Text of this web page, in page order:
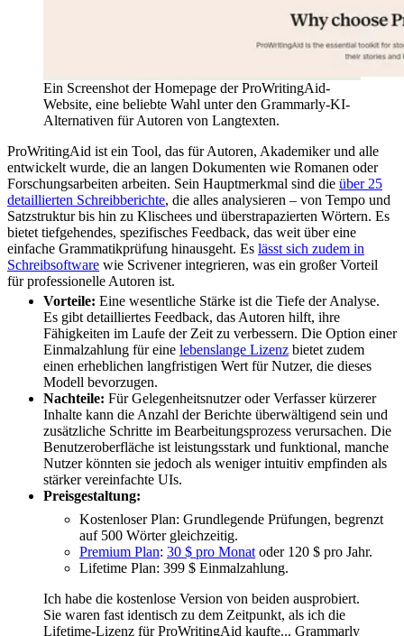
Ein Screenshot der Homepage der ProWritingAid-
Website, eine beliebte Wahl unter den Grammarly-KI-
Alternativen für Autoren von Langtexten.
ProWritingAid ist ein Tool, das für Autoren, Akademiker und alle
entwickelt wurde, die an langen Dokumenten wie Romanen oder
Forschungsarbeiten arbeiten. Sein Hauptmerkmal sind die über 25
detaillierten Schreibberichte, die alles analysieren – von Tempo und
Satzstruktur bis hin zu Klischees und überstrapazierten Wörtern. Es
bietet tiefgehendes, spezifisches Feedback, das weit über eine
einfache Grammatikprüfung hinausgeht. Es lässt sich zudem in
Schreibsoftware wie Scrivener integrieren, was ein großer Vorteil
für professionelle Autoren ist.
Vorteile: Eine wesentliche Stärke ist die Tiefe der Analyse.
Es gibt detailliertes Feedback, das Autoren hilft, ihre
Fähigkeiten im Laufe der Zeit zu verbessern. Die Option einer
Einmalzahlung für eine lebenslange Lizenz bietet zudem
einen erheblichen langfristigen Wert für Nutzer, die dieses
Modell bevorzugen.
Nachteile: Für Gelegenheitsnutzer oder Verfasser kürzerer
Inhalte kann die Anzahl der Berichte überwältigend sein und
zusätzliche Schritte im Bearbeitungsprozess verursachen. Die
Benutzeroberfläche ist leistungsstark und funktional, manche
Nutzer könnten sie jedoch als weniger intuitiv empfinden als
stärker vereinfachte UIs.
Preisgestaltung:
Kostenloser Plan: Grundlegende Prüfungen, begrenzt
auf 500 Wörter gleichzeitig.
Premium Plan: 30 $ pro Monat oder 120 $ pro Jahr.
Lifetime Plan: 399 $ Einmalzahlung.
Ich habe die kostenlose Version von beiden ausprobiert.
Sie waren fast identisch zu dem Zeitpunkt, als ich die
Lifetime-Lizenz für ProWritingAid kaufte... Grammarly